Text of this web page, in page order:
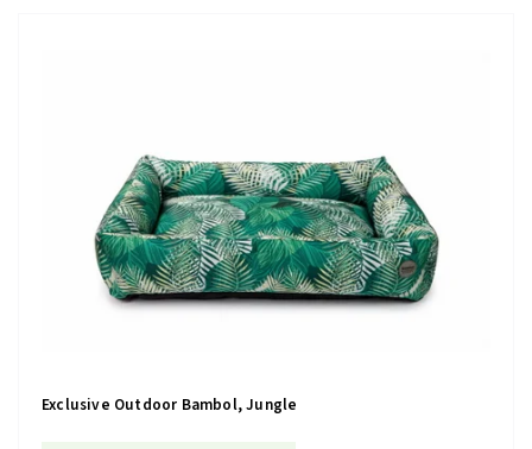
Exclusive Outdoor Bambol, Jungle